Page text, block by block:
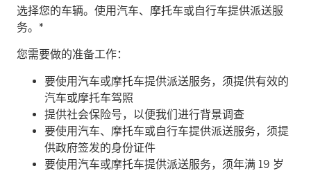
​选择您的车辆。使用汽车、摩托车或自行车提供派送服
务。*
您需要做的准备工作：
要使用汽车或摩托车提供派送服务，须提供有效的
汽车或摩托车驾照
提供社会保险号，以便我们进行背景调查
要使用汽车、摩托车或自行车提供派送服务，须提
供政府签发的身份证件
要使用汽车或摩托车提供派送服务，须年满 19 岁